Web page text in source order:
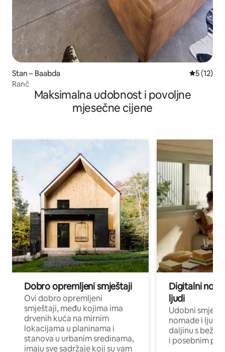
Stan – Baabda Prosječna
5 (12)
Ranč
Maksimalna udobnost i povoljne
mjesečne cijene
Dobro opremljeni smještaji
Ovi dobro opremljeni
smještaji, među kojima ima
drvenih kuća na mirnim
lokacijama u planinama i
stanova u urbanim sredinama,
imaju sve sadržaje koji su vam
Digitalni
ljudi
Udobni
nomade i ljude
daljinu s
i posebnim